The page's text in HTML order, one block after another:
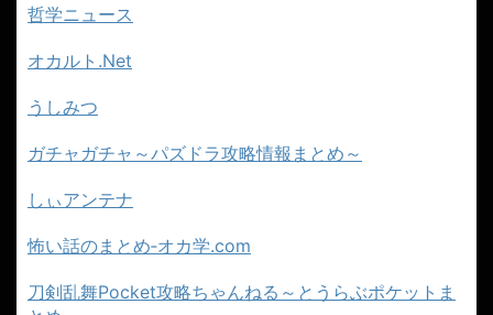
哲学ニュース
オカルト.Net
うしみつ
ガチャガチャ～パズドラ攻略情報まとめ～
しぃアンテナ
怖い話のまとめ‐オカ学.com
刀剣乱舞Pocket攻略ちゃんねる～とうらぶポケットま